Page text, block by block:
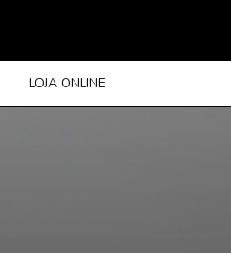
LOJA ONLINE